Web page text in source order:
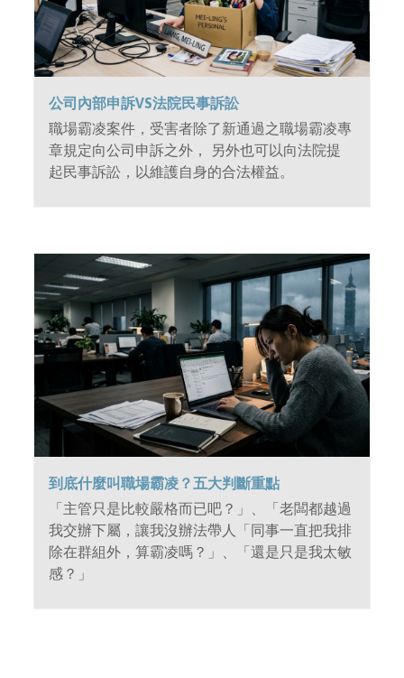
公司內部申訴VS法院民事訴訟
職場霸凌案件，受害者除了新通過之職場霸凌專
章規定向公司申訴之外， 另外也可以向法院提
起民事訴訟，以維護自身的合法權益。
到底什麼叫職場霸凌？五大判斷重點
「主管只是比較嚴格而已吧？」、「老闆都越過
我交辦下屬，讓我沒辦法帶人「同事一直把我排
除在群組外，算霸凌嗎？」、「還是只是我太敏
感？」